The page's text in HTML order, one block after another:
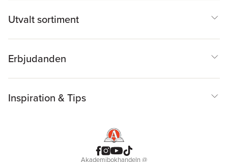
Utvalt sortiment
Erbjudanden
Inspiration & Tips
Akademibokhandeln@